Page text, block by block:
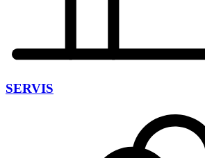
SERVIS